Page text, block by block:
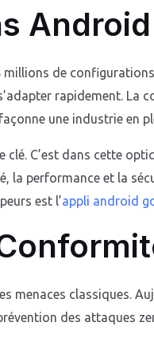
Android
de
rapidement. La
une industrie en
C’est dans cette
performance et la
est l’appli android
menaces classiques.
des attaques